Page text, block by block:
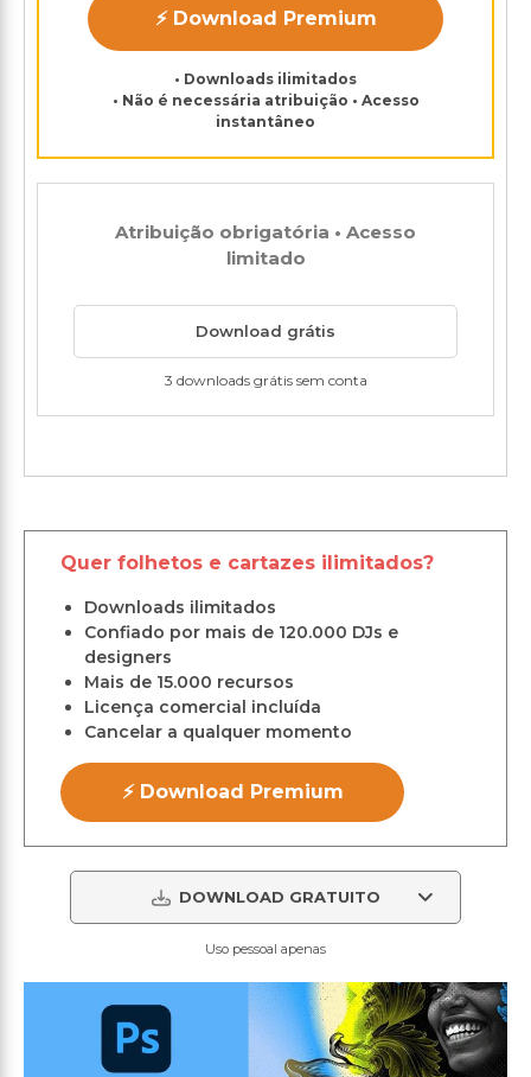
⚡ Download Premium
• Downloads ilimitados
• Não é necessária atribuição • Acesso
instantâneo
Atribuição obrigatória • Acesso
limitado
Download grátis
3 downloads grátis sem conta
Quer folhetos e cartazes ilimitados?
Downloads ilimitados
Confiado por mais de 120.000 DJs e
designers
Mais de 15.000 recursos
Licença comercial incluída
Cancelar a qualquer momento
⚡ Download Premium
DOWNLOAD GRATUITO
Uso pessoal apenas